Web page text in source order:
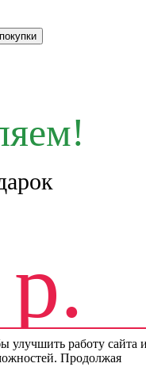
улучшить работу сайта
Продолжая